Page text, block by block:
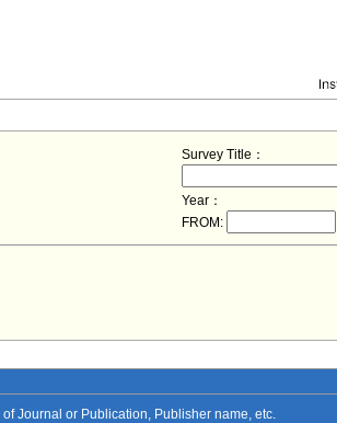
Survey Title：
Year：
FROM:
of Journal or Publication, Publisher name, etc.